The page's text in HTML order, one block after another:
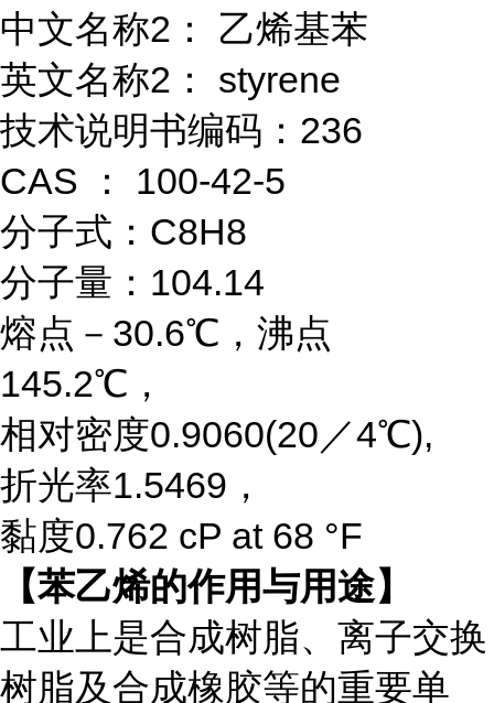
中文名称2： 乙烯基苯
英文名称2： styrene
技术说明书编码： 236
CAS ： 100-42-5
分子式： C8H8
分子量： 104.14
熔点－ 30.6℃，沸点
145.2℃，
相对密度0.9060(20／4℃),
折光率1.5469，
黏度0.762 cP at 68 °F
【苯乙烯的作用与用途】
工业上是合成树脂、离子交换
树脂及合成橡胶等的重要单